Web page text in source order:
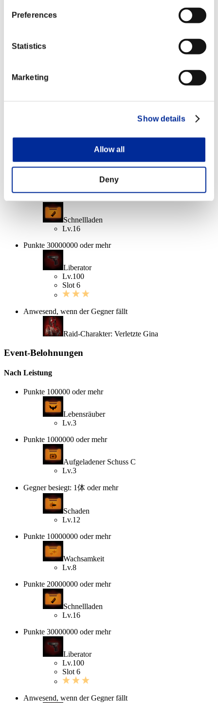
Preferences
Statistics
Marketing
Show details
Allow all
Deny
Gegner besiegt: 1体 oder mehr
Punkte 10000000 oder mehr
Schnellladen
Lv.16
Punkte 30000000 oder mehr
Liberator
Lv.100
Slot 6
Anwesend, wenn der Gegner fällt
Raid-Charakter: Verletzte Gina
Event-Belohnungen
Nach Leistung
Punkte 100000 oder mehr
Lebensräuber
Lv.3
Punkte 1000000 oder mehr
Aufgeladener Schuss C
Lv.3
Gegner besiegt: 1体 oder mehr
Schaden
Lv.12
Punkte 10000000 oder mehr
Wachsamkeit
Lv.8
Punkte 20000000 oder mehr
Schnellladen
Lv.16
Punkte 30000000 oder mehr
Liberator
Lv.100
Slot 6
Anwesend, wenn der Gegner fällt